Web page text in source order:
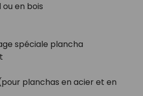
en bois
spéciale plancha
planchas en acier et en